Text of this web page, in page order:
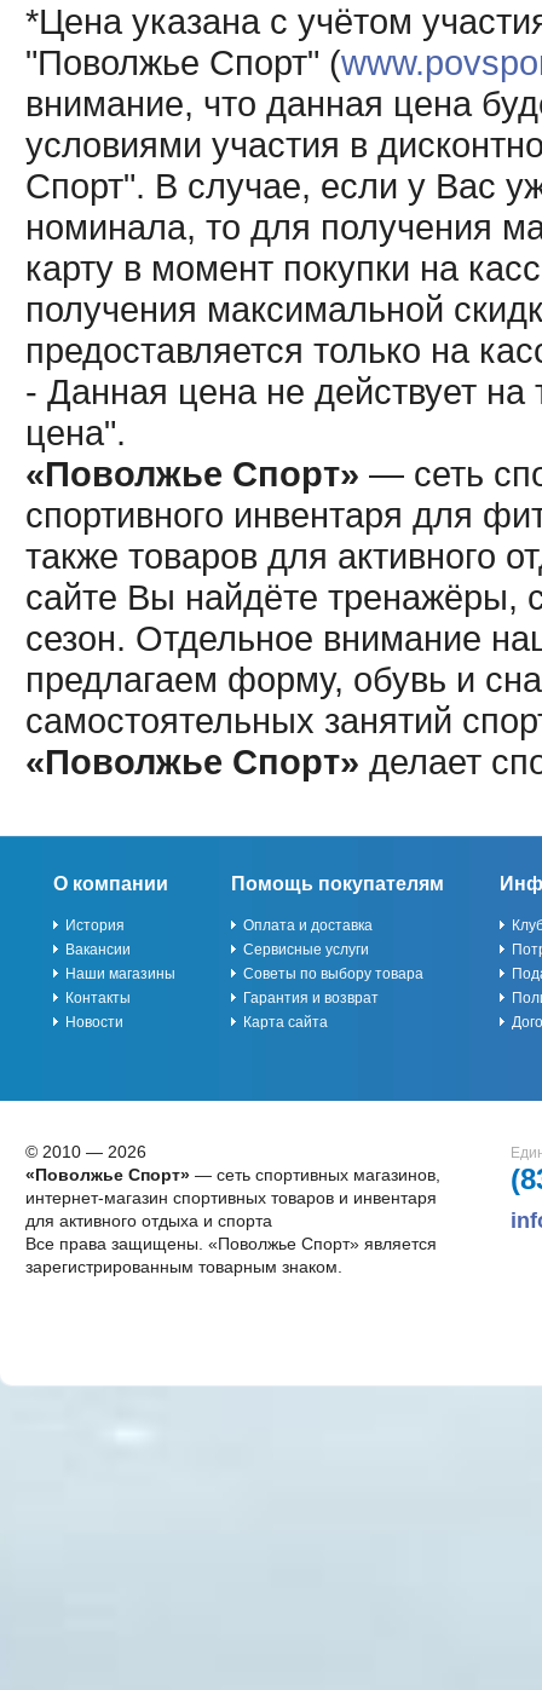
*Цена указана с учётом
"Поволжье Спорт" (
внимание, что данная цена
условиями участия в
Спорт". В случае, если у Вас
номинала, то для получения
карту в момент покупки на
получения максимальной
предоставляется только на
- Данная цена не действует
цена".
«Поволжье Спорт» — сеть
спортивного инвентаря для
также товаров для активного
сайте Вы найдёте тренажёры,
сезон. Отдельное внимание
предлагаем форму, обувь и
самостоятельных занятий
«Поволжье Спорт» делает
О компании
История
Вакансии
Наши магазины
Контакты
Новости
Помощь покупателям
Оплата и доставка
Сервисные услуги
Советы по выбору товара
Гарантия и возврат
Карта сайта
© 2010 — 2026
«Поволжье Спорт»— сеть спортивных магазинов,
интернет-магазин спортивных товаров и инвентаря
для активного отдыха и спорта
Все права защищены. «Поволжье Спорт» является
зарегистрированным товарным знаком.